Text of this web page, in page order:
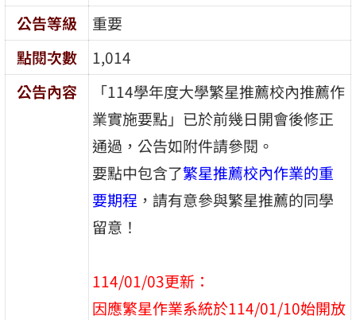
公告等級
重要
點閱次數
1,014
公告內容
「114學年度大學繁星推薦校內推薦作
業實施要點」已於前幾日開會後修正
通過，公告如附件請參閱。
要點中包含了繁星推薦校內作業的重
要期程 ，請有意參與繁星推薦的同學
留意！
114/01/03更新：
因應繁星作業系統於114/01/10始開放